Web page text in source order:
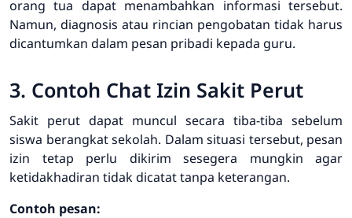
orang tua dapat menambahkan informasi tersebut.
Namun, diagnosis atau rincian pengobatan tidak harus
dicantumkan dalam pesan pribadi kepada guru.
3. Contoh Chat Izin Sakit Perut
Sakit perut dapat muncul secara tiba-tiba sebelum
siswa berangkat sekolah. Dalam situasi tersebut, pesan
izin tetap perlu dikirim sesegera mungkin agar
ketidakhadiran tidak dicatat tanpa keterangan.
Contoh pesan: